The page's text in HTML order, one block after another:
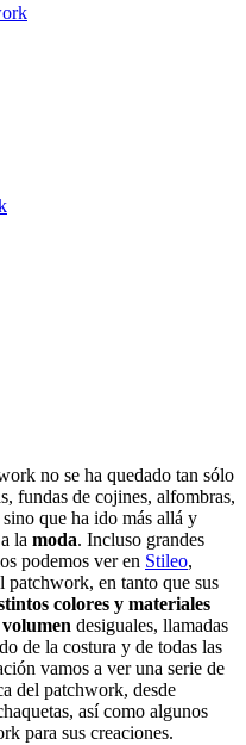
no se ha quedado tan sólo
fundas de cojines, alfombras,
sino que ha ido más allá y
la moda. Incluso grandes
podemos ver en Stileo,
patchwork, en tanto que sus
colores y materiales
volumen desiguales, llamadas
de la costura y de todas las
vamos a ver una serie de
del patchwork, desde
así como algunos
para sus creaciones.